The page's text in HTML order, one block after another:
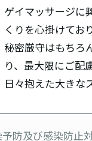
ゲイマッサージに
くりを心掛けてお
秘密厳守はもちろ
り、最大限にご配
日々抱えた大きな
予防及び感染防止